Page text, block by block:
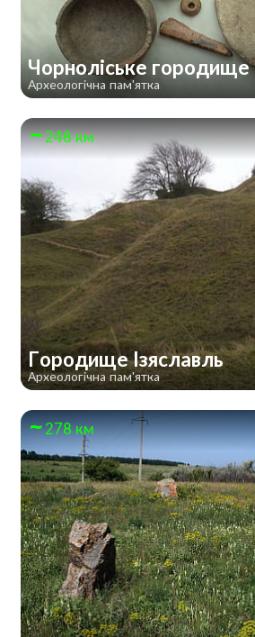
Чорноліське городище
Археологічна пам'ятка
248 км
Городище Ізяславль
Археологічна пам'ятка
278 км